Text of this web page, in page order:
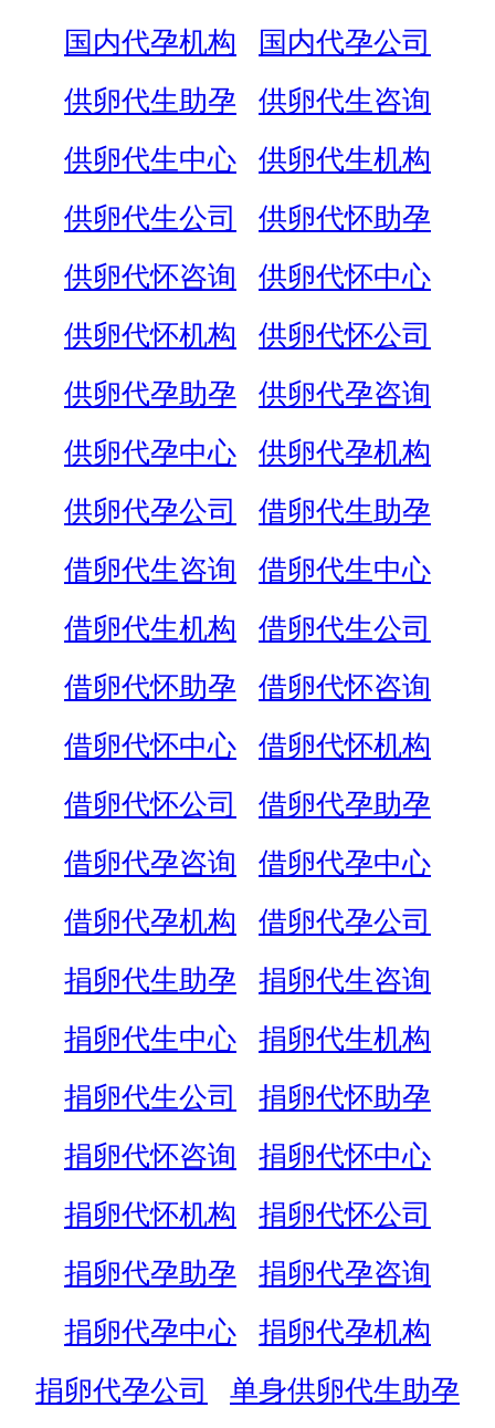
国内代孕机构
国内代孕公司
供卵代生助孕
供卵代生咨询
供卵代生中心
供卵代生机构
供卵代生公司
供卵代怀助孕
供卵代怀咨询
供卵代怀中心
供卵代怀机构
供卵代怀公司
供卵代孕助孕
供卵代孕咨询
供卵代孕中心
供卵代孕机构
供卵代孕公司
借卵代生助孕
借卵代生咨询
借卵代生中心
借卵代生机构
借卵代生公司
借卵代怀助孕
借卵代怀咨询
借卵代怀中心
借卵代怀机构
借卵代怀公司
借卵代孕助孕
借卵代孕咨询
借卵代孕中心
借卵代孕机构
借卵代孕公司
捐卵代生助孕
捐卵代生咨询
捐卵代生中心
捐卵代生机构
捐卵代生公司
捐卵代怀助孕
捐卵代怀咨询
捐卵代怀中心
捐卵代怀机构
捐卵代怀公司
捐卵代孕助孕
捐卵代孕咨询
捐卵代孕中心
捐卵代孕机构
捐卵代孕公司
单身供卵代生助孕